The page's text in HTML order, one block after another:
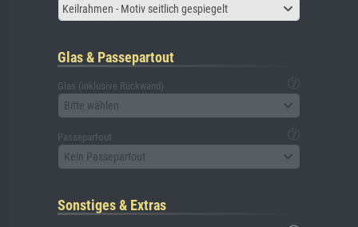
Keilrahmen - Motiv seitlich gespiegelt
Glas & Passepartout
Glas (inklusive Rückwand)
Bitte wählen
Passepartout
Kein Passepartout
Sonstiges & Extras